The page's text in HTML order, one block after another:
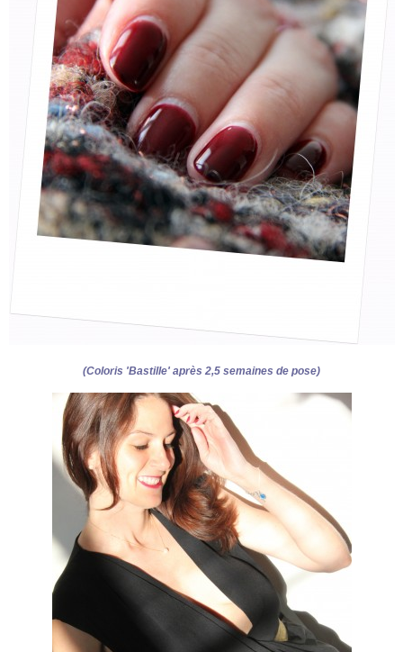
(Coloris 'Bastille' après 2,5 semaines de pose)